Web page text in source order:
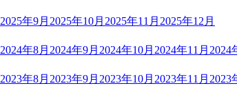
2025年9月 2025年10月 2025年11月 2025年12月
2024年8月 2024年9月 2024年10月 2024年11月 2024
2023年8月 2023年9月 2023年10月 2023年11月 2023